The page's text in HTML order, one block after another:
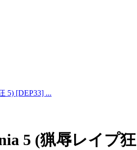
5) [DEP33] ...
5 (猟辱レイプ